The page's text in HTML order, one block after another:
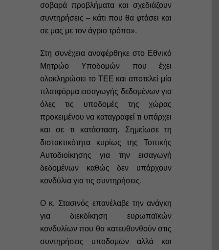
σοβαρά προβλήματα και σχεδιάζουν
συντηρήσεις – κάτι που θα φτάσει και
σε μας με τον άγριο τρόπο».
Στη συνέχεια αναφέρθηκε στο Εθνικό
Μητρώο Υποδομών που έχει
ολοκληρώσει το ΤΕΕ και αποτελεί μία
πλατφόρμα εισαγωγής δεδομένων για
όλες τις υποδομές της χώρας
προκειμένου να καταγραφεί τι υπάρχει
και σε τι κατάσταση. Σημείωσε τη
διστακτικότητα κυρίως της Τοπικής
Αυτοδιοίκησης για την εισαγωγή
δεδομένων καθώς δεν υπάρχουν
κονδύλια για τις συντηρήσεις.
Ο κ. Στασινός επανέλαβε την ανάγκη
για διεκδίκηση ευρωπαϊκών
κονδυλίων που θα κατευθυνθούν στις
συντηρήσεις υποδομών αλλά και